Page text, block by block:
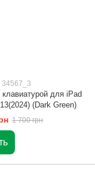
34567_3
для iPad
(Dark Green)
1 700 грн